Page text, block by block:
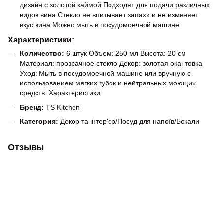
дизайн с золотой каймой Подходят для подачи различных
видов вина Стекло не впитывает запахи и не изменяет
вкус вина Можно мыть в посудомоечной машине
Характеристики:
Количество: 6 штук Объем: 250 мл Высота: 20 см
Материал: прозрачное стекло Декор: золотая окантовка
Уход: Мыть в посудомоечной машине или вручную с
использованием мягких губок и нейтральных моющих
средств. Характеристики:
Бренд: TS Kitchen
Категория: Декор та інтер'єр/Посуд для напоїв/Бокали
Отзывы